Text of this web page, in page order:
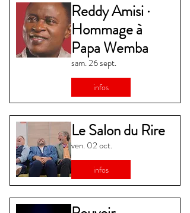
Reddy Amisi ·
Hommage à
Papa Wemba
sam. 26 sept.
infos
Le Salon du Rire
ven. 02 oct.
infos